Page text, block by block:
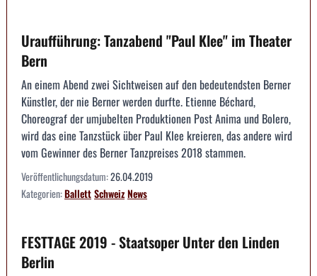
Uraufführung: Tanzabend "Paul Klee" im Theater
Bern
An einem Abend zwei Sichtweisen auf den bedeutendsten Berner
Künstler, der nie Berner werden durfte. Etienne Béchard,
Choreograf der umjubelten Produktionen Post Anima und Bolero,
wird das eine Tanzstück über Paul Klee kreieren, das andere wird
vom Gewinner des Berner Tanzpreises 2018 stammen.
Veröffentlichungsdatum:26.04.2019
Kategorien:BallettSchweizNews
FESTTAGE 2019 - Staatsoper Unter den Linden
Berlin